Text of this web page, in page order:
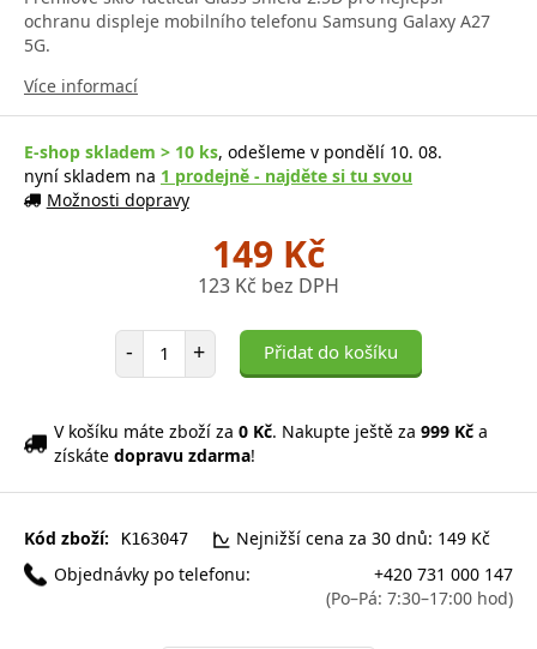
ochranu displeje mobilního telefonu Samsung Galaxy A27
5G.
Více informací
E-shop skladem > 10 ks, odešleme v pondělí 10. 08.
nyní skladem na 1 prodejně - najděte si tu svou
Možnosti dopravy
149 Kč
123 Kč bez DPH
- Počet položek
+ Přidat do košíku
V košíku máte zboží za 0 Kč. Nakupte ještě za 999 Kč a
získáte dopravu zdarma!
Kód zboží: K163047
Nejnižší cena za 30 dnů: 149 Kč
Objednávky po telefonu:
+420 731 000 147
(Po–Pá: 7:30–17:00 hod)